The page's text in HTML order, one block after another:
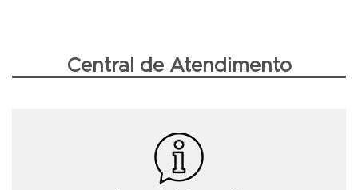
Central de Atendimento